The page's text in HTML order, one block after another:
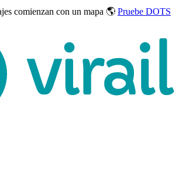
comienzan con un mapa 🌎 Pruebe DOTS